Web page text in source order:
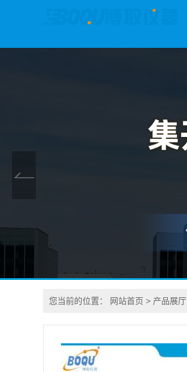
您当前的位置： 网站首页 > 产品展厅